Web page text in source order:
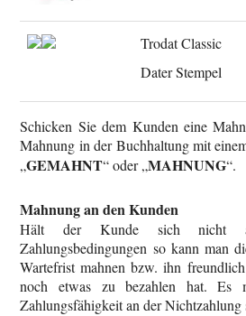
Trodat Classic
Dater Stempel
Schicken Sie dem Kunden eine
Mahnung in der Buchhaltung mit
„GEMAHNT“ oder „MAHNUNG“.
Mahnung an den Kunden
Hält der Kunde sich nicht
Zahlungsbedingungen so kann man
Wartefrist mahnen bzw. ihn
noch etwas zu bezahlen hat. Es
Zahlungsfähigkeit an der Nichtzahlung